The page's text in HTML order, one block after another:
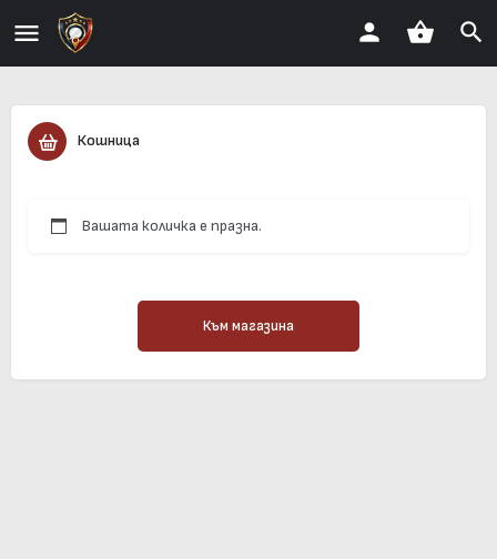
Кошница
Вашата количка е празна.
Към магазина